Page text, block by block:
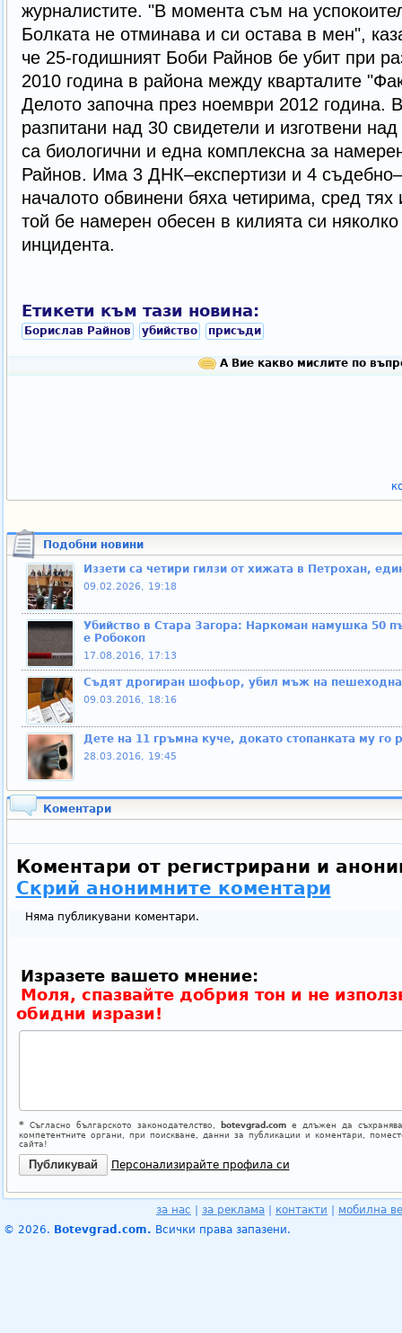
журналистите. "В момента съм на
Болката не отминава и си остава в мен",
че 25-годишният Боби Райнов бе убит при
2010 година в района между кварталите
Делото започна през ноември 2012 година.
разпитани над 30 свидетели и изготвени
са биологични и една комплексна за
Райнов. Има 3 ДНК–експертизи и 4
началото обвинени бяха четирима, сред
той бе намерен обесен в килията си
инцидента.
Етикети към тази новина:
Борислав Райнов убийство присъди
А Вие какво мислите по
Подобни новини
Иззети са четири гилзи от хижата в Петрохан,
09.02.2026, 19:18
Убийство в Стара Загора: Наркоман намушка 50
е Робокоп
17.08.2016, 17:13
Съдят дрогиран шофьор, убил мъж на пешеходна
09.03.2016, 18:16
Дете на 11 гръмна куче, докато стопанката му го
28.03.2016, 19:45
Коментари
Коментари от регистрирани и
Скрий анонимните коментари
Няма публикувани коментари.
Изразете вашето мнение:
Моля, спазвайте добрия тон и не
обидни изрази!
*Съгласно българското законодателство, botevgrad.comе длъжен да
компетентните органи, при поискване, данни за публикации и коментари,
сайта!
Персонализирайте профила си
за нас за реклама контакти
мобилна
© 2026. Botevgrad.com. Всички права запазени.